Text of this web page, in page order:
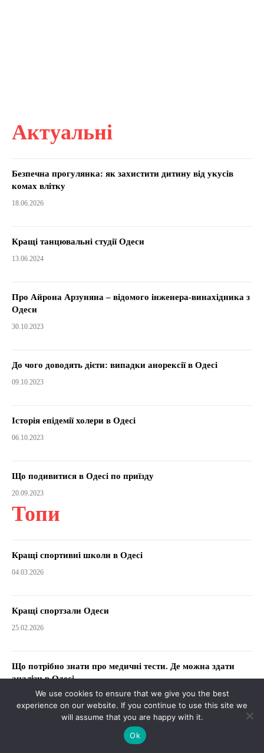
Актуальні
Безпечна прогулянка: як захистити дитину від укусів
комах влітку
18.06.2026
Кращі танцювальні студії Одеси
13.06.2024
Про Айрона Арзуняна – відомого інженера-винахідника з
Одеси
30.10.2023
До чого доводять дієти: випадки анорексії в Одесі
09.10.2023
Історія епідемії холери в Одесі
06.10.2023
Що подивитися в Одесі по приїзду
20.09.2023
Топи
Кращі спортивні школи в Одесі
04.03.2026
Кращі спортзали Одеси
25.02.2026
Що потрібно знати про медичні тести. Де можна здати
аналізи в Одесі
23.01.2026
Як знайти свого психотерапевта. Кращі психологи Одеси
We use cookies to ensure that we give you the best
experience on our website. If you continue to use this site we
will assume that you are happy with it.
Ok